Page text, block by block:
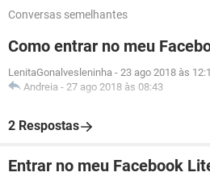
Conversas semelhantes
Como entrar no meu
LenitaGonalvesleninha - 23 ago 2018 às
Andreia - 27 ago 2018 às 08:43
2 Respostas
Entrar no meu Facebook